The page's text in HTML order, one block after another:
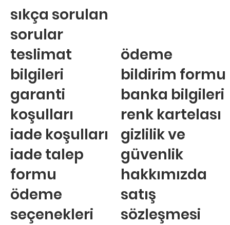
sıkça sorulan
sorular
teslimat
bilgileri
garanti
koşulları
iade koşulları
iade talep
formu
ödeme
seçenekleri
ödeme
bildirim formu
banka bilgileri
renk kartelası
gizlilik ve
güvenlik
hakkımızda
satış
sözleşmesi